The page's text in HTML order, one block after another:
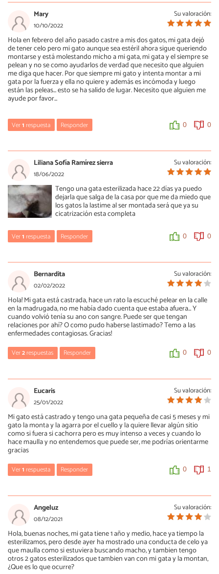
Hola, puede ser que reaccione al olor de otras gatas de los
alrededores que estén en celo y también puede intentar montarla
por razones diferentes a las reproductivas. Un saludo.
0 0
Su valoración:
Mary
10/10/2022
Hola en febrero del año pasado castre a mis dos gatos, mi gata dejó
de tener celo pero mi gato aunque sea estéril ahora sigue queriendo
montarse y está molestando micho a mi gata, mi gata y el siempre se
pelean y no se como ayudarlos de verdad que necesito que alguien
me diga que hacer. Por que siempre mi gato y intenta montar a mi
gata por la fuerza y ella no quiere y además es incómoda y luego
están las peleas... esto se ha salido de lugar. Necesito que alguien me
ayude por favor...
Ver1respuesta Responder 0 0
10/10/2022
Hola, entiendo que al gato le han extirpado los testículos. Las
montas no solo son por celo, pueden deberse a juegos,
dominancia, etc. Lo que parece claro es que tienes una situación
en la que ambos animales están estresados. No es algo que se
pueda resolver en un mail, hay que estudiar sus condiciones de
vida, interacciones, etc. Es un trabajo para expertos en conducta
de salud, por lo que se necesita una revisión veterinaria. Un
saludo.
Su valoración:
Liliana Sofía Ramírez sierra
18/06/2022
Tengo una gata esterilizada hace 22 días ya puedo
dejarla que salga de la casa por que me da miedo que
los gatos la lastime al ser montada será que ya su
cicatrización esta completa
Ver1respuesta Responder 0 0
18/06/2022
Hola, los gatos solo la montan si está en celo. Por otra parte, sí, la
herida ya está cicatrizada. Un saludo.
0
Su valoración:
Bernardita
02/02/2022
Hola! Mi gata está castrada, hace un rato la escuché pelear en la calle
en la madrugada, no me había dado cuenta que estaba afuera... Y
cuando volvió tenía su ano con sangre. Puede ser que tengan
relaciones por ahí? O como pudo haberse lastimado? Temo a las
enfermedades contagiosas. Gracias!
Ver2respuestas Responder 0 0
26/04/2022
Hola! mi consulta es que mi gata ha quedado en celo a pesar de
estar esterilizada pero ya la vamos a llevar a operar y todo eso
para que le saquen el resto del ovario que quedó, mi pregunta es
que mi gato es macho y no es castrado ni nada el influiría de
algún modo en eso del celo?
Hola, no, el celo es un proceso hormonal que se desencadena en
cada gata en función de distintos factores como la cantidad de
luz solar, la edad, etc. Un saludo.
0 0
Su valoración:
Eucaris
25/01/2022
Mi gato está castrado y tengo una gata pequeña de casi 5 meses y mi
gato la monta y la agarra por el cuello y la quiere llevar algún sitio
como si fuera si cachorra pero es muy intenso a veces y cuando lo
hace maulla y no entendemos que puede ser, me podrías orientarme
gracias
Ver1respuesta Responder 0 1
26/01/2022
Hola, no todas las montas tienen que ver con la cópula, pueden
ser parte de juegos, por ejemplo. Por otra parte, no sé cuándo fue
castrado. Algunos gatos mantienen conductas propias del celo
aun operados. Un saludo.
0 0
Su valoración:
Angeluz
08/12/2021
Hola, buenas noches, mi gata tiene 1 año y medio, hace ya tiempo la
esterilizamos, pero desde ayer ha mostrado una conducta de celo ya
que maulla como si estuviera buscando macho, y tambien tengo
otros 2 gatos esterilizados que tambien van con mi gata y la montan,
¿Que es lo que ocurre?